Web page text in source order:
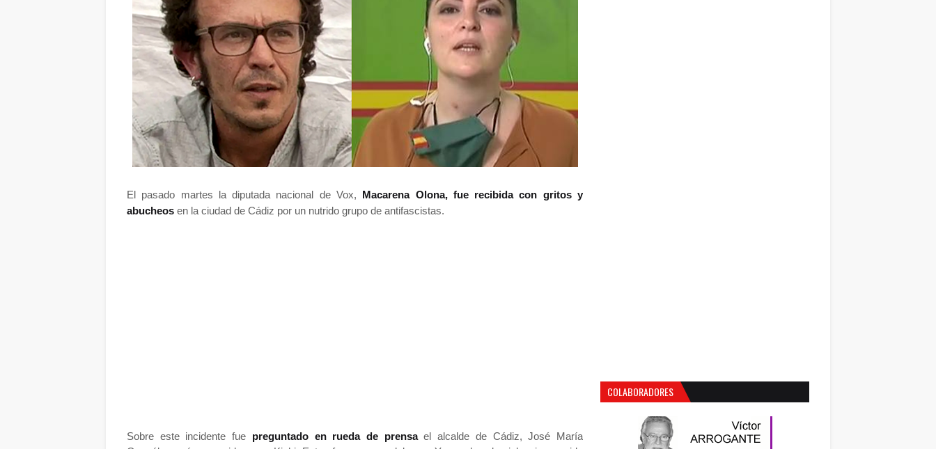
El pasado martes la diputada nacional de Vox, Macarena Olona, fue recibida con gritos y
abucheos en la ciudad de Cádiz por un nutrido grupo de antifascistas.
Sobre este incidente fue preguntado en rueda de prensael alcalde de Cádiz, José María
COLABORADORES